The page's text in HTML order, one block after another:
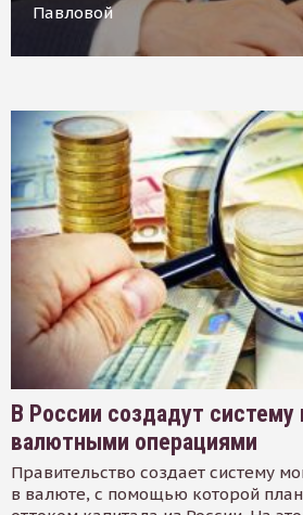
Павловой
В России создадут систему
валютными операциями
Правительство создает систему
в валюте, с помощью которой